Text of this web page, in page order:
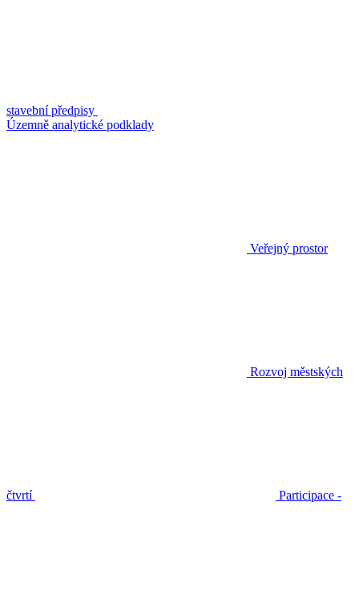
stavební předpisy
Územně analytické podklady
Veřejný prostor
Rozvoj městských
čtvrtí Participace -